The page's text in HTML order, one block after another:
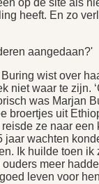
op de site als
heeft. En zo
aangedaan?'
wist over
niet waar te zijn.
was Marjan
broertjes uit
ze naar een
jaar wachten
Ik huilde toen ik
meer
leven voor